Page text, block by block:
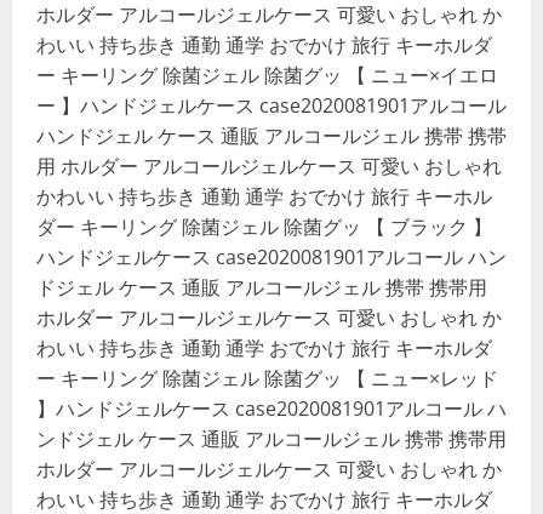
ホルダー アルコールジェルケース 可愛い おしゃれ か
わいい 持ち歩き 通勤 通学 おでかけ 旅行 キーホルダ
ー キーリング 除菌ジェル 除菌グッ 【 ニュー×イエロ
ー 】ハンドジェルケース case2020081901アルコール
ハンドジェル ケース 通販 アルコールジェル 携帯 携帯
用 ホルダー アルコールジェルケース 可愛い おしゃれ
かわいい 持ち歩き 通勤 通学 おでかけ 旅行 キーホル
ダー キーリング 除菌ジェル 除菌グッ 【 ブラック 】
ハンドジェルケース case2020081901アルコール ハン
ドジェル ケース 通販 アルコールジェル 携帯 携帯用
ホルダー アルコールジェルケース 可愛い おしゃれ か
わいい 持ち歩き 通勤 通学 おでかけ 旅行 キーホルダ
ー キーリング 除菌ジェル 除菌グッ 【 ニュー×レッド
】ハンドジェルケース case2020081901アルコール ハ
ンドジェル ケース 通販 アルコールジェル 携帯 携帯用
ホルダー アルコールジェルケース 可愛い おしゃれ か
わいい 持ち歩き 通勤 通学 おでかけ 旅行 キーホルダ